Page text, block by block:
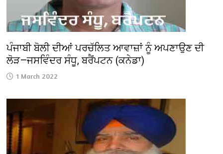
ਪੰਜਾਬੀ ਬੋਲੀ ਦੀਆਂ ਪਰਚੱਲਿਤ ਆਵਾਜ਼ਾਂ ਨੂੰ ਅਪਣਾਉਣ ਦੀ
ਲੋੜ—ਜਸਵਿੰਦਰ ਸੰਧੂ, ਬਰੈਂਪਟਨ (ਕਨੇਡਾ)
1 March 2022